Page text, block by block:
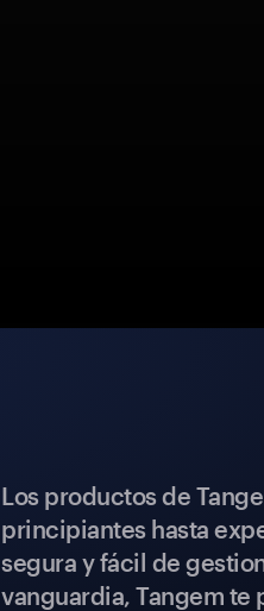
Los productos de
principiantes hasta
segura y fácil de
vanguardia, Tangem